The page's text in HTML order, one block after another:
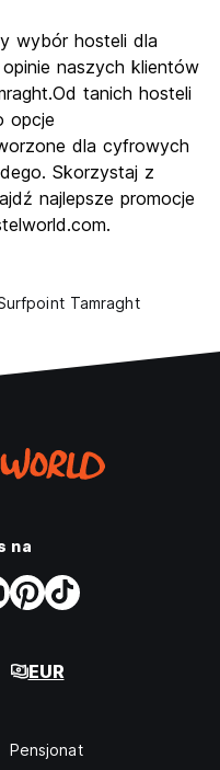
wybór hosteli dla
naszych klientów
tanich hosteli
opcje
dla cyfrowych
Skorzystaj z
najlepsze promocje
Tamraght
na
EUR
Pensjonat